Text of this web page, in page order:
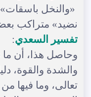
«والنخل
نضيد» متراكب
تفسير السعدي:
وحاصل هذا، أن ما
والشدة والقوة،
تعالى، وما فيها